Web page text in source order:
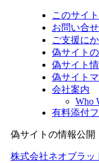
このサイ
お問い合せ
ご支援に
偽サイト
偽サイト
偽サイト
会社案内
Who
有料添付
偽サイトの情報公開
株式会社ネオブラッ